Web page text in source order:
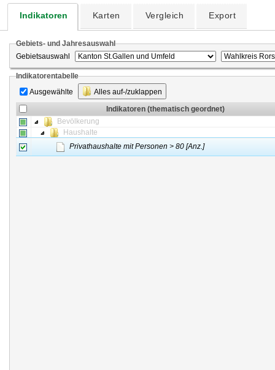
Indikatoren Karten Vergleich Export
Gebiets- und Jahresauswahl
Gebietsauswahl
Indikatorentabelle
Ausgewählte
Alles auf-/zuklappen
Indikatoren (thematisch geordnet)
Bevölkerung
Haushalte
Privathaushalte mit Personen > 80 [Anz.]